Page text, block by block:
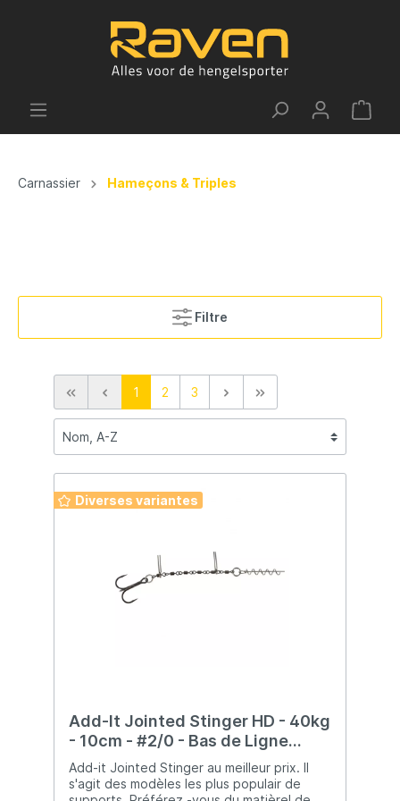
Carnassier Hameçons & Triples
Filtre
1 2 3
Diverses variantes
Add-It Jointed Stinger HD - 40kg
- 10cm - #2/0 - Bas de Ligne
Monté
Add-it Jointed Stinger au meilleur prix. Il
s'agit des modèles les plus populair de